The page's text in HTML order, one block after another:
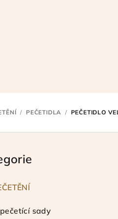
/ PEČETIDLA / PEČETIDLO
pečetící sady